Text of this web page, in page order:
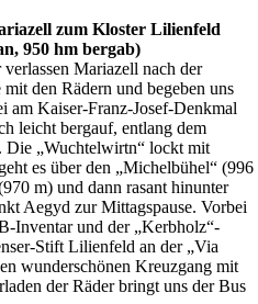
zum Kloster Lilienfeld
950 hm bergab)
Mariazell nach der
den Rädern und begeben uns
am Kaiser-Franz-Josef-Denkmal
leicht bergauf, entlang dem
Die „Wuchtelwirtn“ lockt mit
es über den „Michelbühel“ (996
m) und dann rasant hinunter
Aegyd zur Mittagspause. Vorbei
Inventar und der „Kerbholz“-
Stift Lilienfeld an der „Via
wunderschönen Kreuzgang mit
der Räder bringt uns der Bus